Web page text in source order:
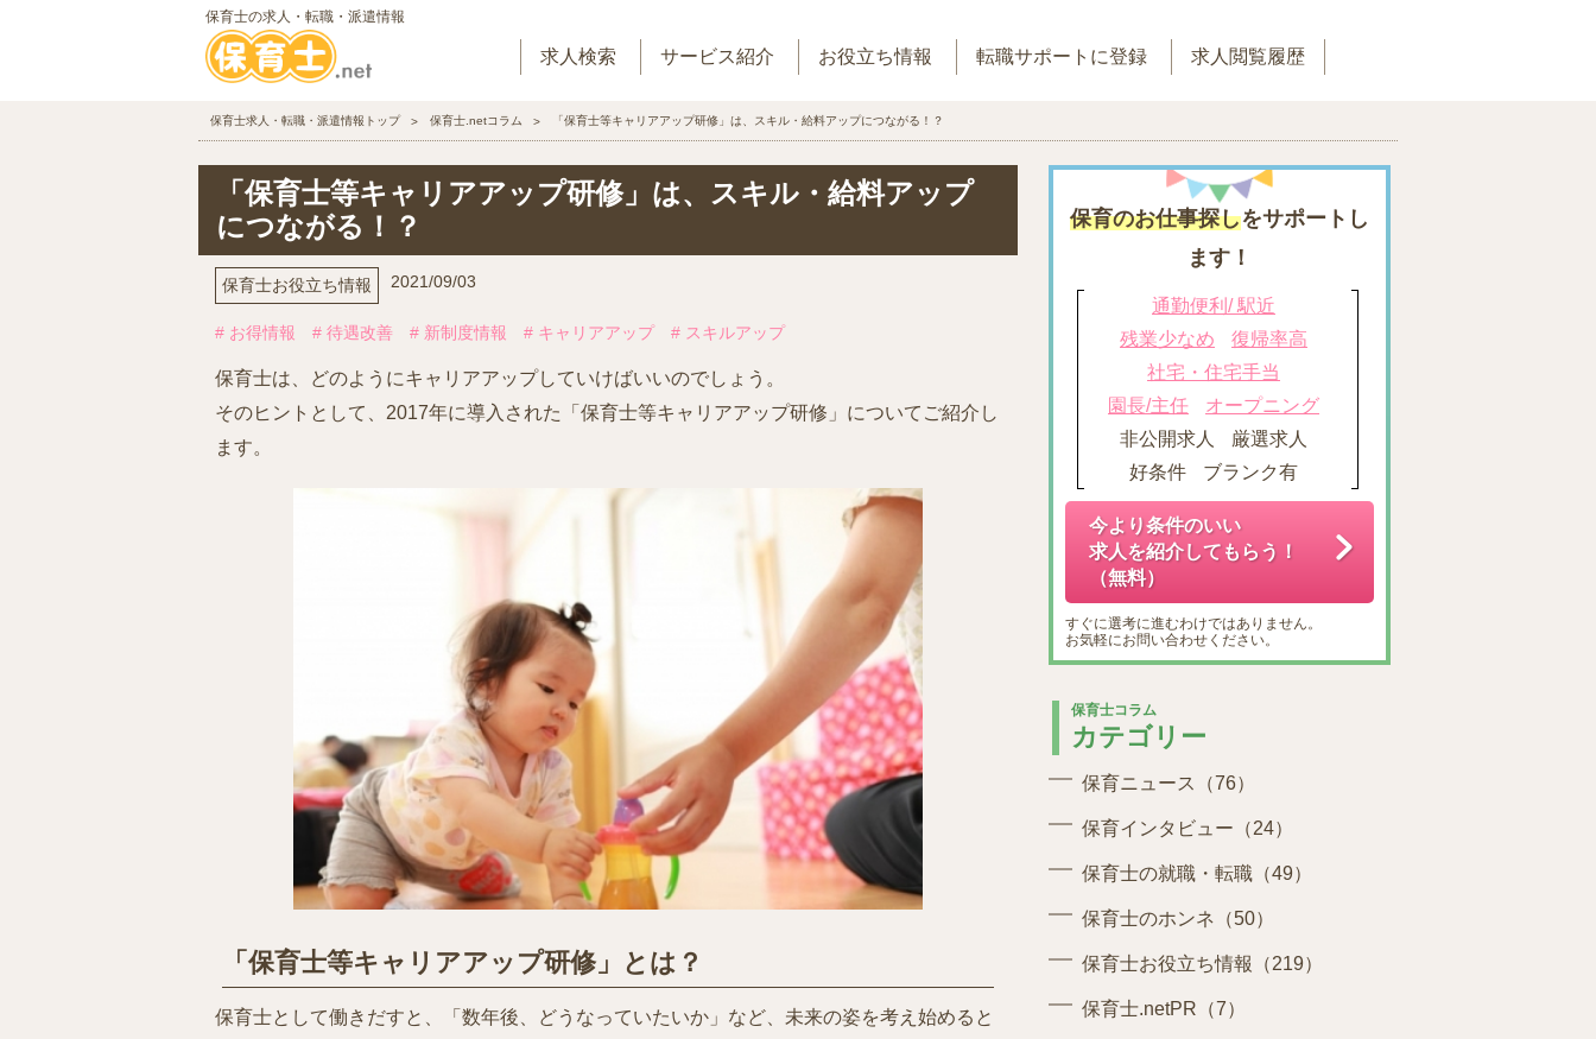
保育士の求人・転職・派遣情報
求人検索 サービス紹介 お役立ち情報 転職サポートに登録 求人閲覧履歴
保育士求人・転職・派遣情報トップ 保育士.netコラム 「保育士等キャリアアップ研修」は、スキル・給料アップにつながる！？
「保育士等キャリアアップ研修」は、スキル・給料アップ
につながる！？
保育士お役立ち情報 2021/09/03
# お得情報 # 待遇改善 # 新制度情報 # キャリアアップ # スキルアップ
保育士は、どのようにキャリアアップしていけばいいのでしょう。
そのヒントとして、2017年に導入された「保育士等キャリアアップ研修」についてご紹介し
ます。
「保育士等キャリアアップ研修」とは？
保育士として働きだすと、「数年後、どうなっていたいか」など、未来の姿を考え始めると
保育のお仕事探しをサポートし
ます！
通勤便利/ 駅近
残業少なめ
復帰率高
社宅・住宅手当
園長/主任
オープニング
非公開求人
厳選求人
好条件
ブランク有
今より条件のいい
求人を紹介してもらう！
（無料）
すぐに選考に進むわけではありません。
お気軽にお問い合わせください。
保育士コラム
カテゴリー
保育ニュース（76）
保育インタビュー（24）
保育士の就職・転職（49）
保育士のホンネ（50）
保育士お役立ち情報（219）
保育士.netPR（7）